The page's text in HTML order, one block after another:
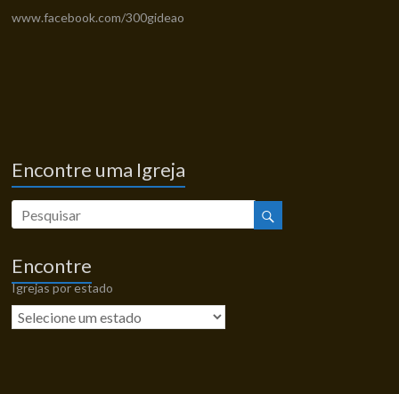
www.facebook.com/300gideao
Encontre uma Igreja
Encontre
Igrejas por estado